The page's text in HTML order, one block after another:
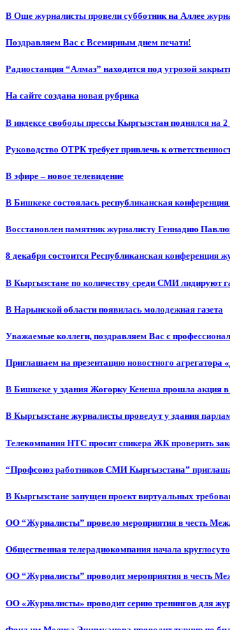
В Оше журналисты провели субботник на Аллее
Поздравляем Вас с Всемирным днем печати!
Радиостанция “Алмаз” находится под угрозой
На сайте создана новая рубрика
В индексе свободы прессы Кыргызстан поднялся на 2
Руководство ОТРК требует привлечь к
В эфире – новое телевидение
В Бишкеке состоялась республиканская
Восстановлен памятник журналисту Геннадию
8 декабря состоится Республиканская конференция
В Кыргызстане по количеству среди СМИ лидируют
В Нарынской области появилась молодежная газета
Уважаемые коллеги, поздравляем Вас с
Приглашаем на презентацию новостного агрегатора
В Бишкеке у здания Жогорку Кенеша прошла акция
В Кыргызстане журналисты проведут у здания
Телекомпания НТС просит спикера ЖК проверить
“Профсоюз работников СМИ Кыргызстана”
В Кыргызстане запущен проект виртуальных
ОО “Журналисты” провело мероприятия в честь
Общественная телерадиокомпания начала
ОО “Журналисты” проводит мероприятия в честь
ОО «Журналисты» проводит серию тренингов для